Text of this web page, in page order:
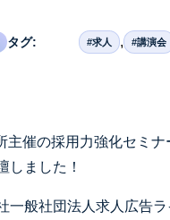
タグ: #求人 , #講演会
催の採用力強化セミ
しました！
一般社団法人求人広告